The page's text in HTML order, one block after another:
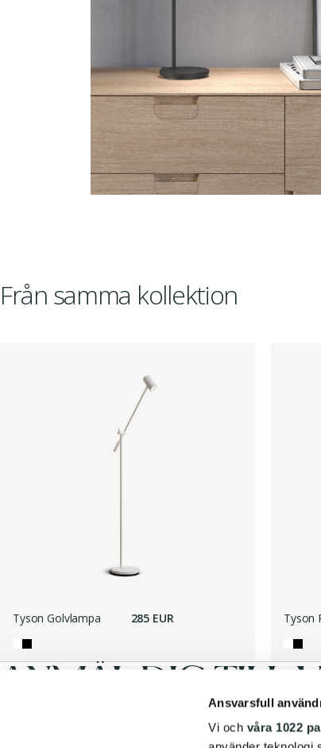
Ansvarsfull
Vi och våra 1022
Från samma kollektion
Tyson Golvlampa 285 EUR Tyson
ANMÄL DIG TILL